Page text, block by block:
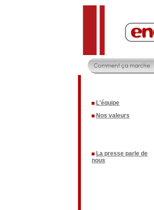
L'équipe
Nos valeurs
La presse parle de
nous